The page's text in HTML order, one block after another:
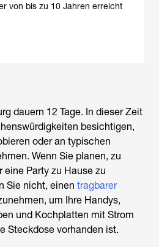
von bis zu 10 Jahren erreicht
dauern 12 Tage. In dieser Zeit
besichtigen,
oder an typischen
Wenn Sie planen, zu
eine Party zu Hause zu
Sie nicht, einen tragbarer
um Ihre Handys,
und Kochplatten mit Strom
Steckdose vorhanden ist.